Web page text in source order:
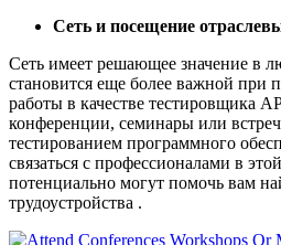
Сеть и посещение
Сеть имеет решающее значение в
становится еще более важной при
работы в качестве тестировщика
конференции, семинары или
тестированием программного
связаться с профессионалами в
потенциально могут помочь вам
трудоустройства .